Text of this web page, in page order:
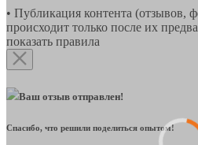
• Публикация контента (отзывов,
происходит только после их
показать правила
Ваш отзыв отправлен!
Спасибо, что решили поделиться опытом!